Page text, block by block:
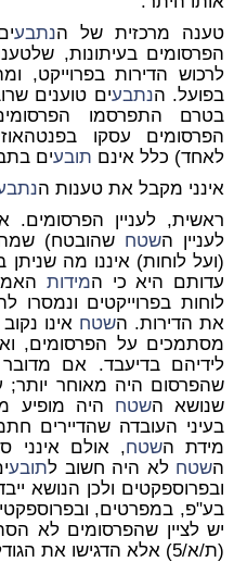
טענה מרכזית של הנתבע
הפרסומים בעיתונות,
לרכוש הדירות בפרוייקט,
בפועל. הנתבעים טוענים
בטרם התפרסמו
הפרסומים עסקו
לאחד) כלל אינם תובעים
אינני מקבל את טענות ה
ראשית, לעניין הפרסומים.
לעניין השטח שהובטח) שמה
(ועל לוחות) איננו מה שניתן
עדותם היא כי המידות
לוחות בפרוייקטים ונמסרו
את הדירות. השטח אינו
מסתמכים על הפרסומים,
לידיהם בדיעבד. אם
שהפרסום היה מאוחר
שנושא השטח היה מופיע
בעיני העובדה שהדיירים
מידת השטח, אולם אינני
השטח לא היה חשוב לתובע
ובפרוספקטים ולכן הנושא
בע"פ, במפרטים,
יש לציין שהפרסומים לא
(ת/א/5) אלא הדגישו את הגודל.